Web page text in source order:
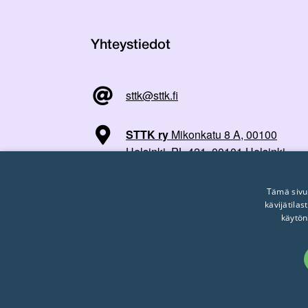
Yhteystiedot
sttk@sttk.fi
STTK ry Mikonkatu 8 A, 00100
Helsinki, PL 421, 00101 Helsinki
Tämä